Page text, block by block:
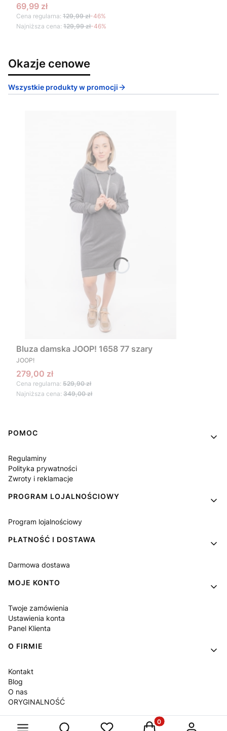
Otwórz wyszukiwarkę Produkty w koszyku:
Cena promocyjna
69,99 zł
Cena regularna: 129,99 zł-46%
Najniższa cena: 129,99 zł-46%
Okazje cenowe
Wszystkie produkty w promocji
Bluza damska JOOP! 1658 77 szary
PRODUCENT
JOOP!
Cena promocyjna
279,00 zł
Cena regularna: 529,90 zł
Najniższa cena: 349,00 zł
Linki w stopce
POMOC
Regulaminy
Polityka prywatności
Zwroty i reklamacje
PROGRAM LOJALNOŚCIOWY
Program lojalnościowy
PŁATNOŚĆ I DOSTAWA
Darmowa dostawa
MOJE KONTO
Twoje zamówienia
Ustawienia konta
Panel Klienta
O FIRMIE
Kontakt
Blog
O nas
ORYGINALNOŚĆ
Sklep internetowy Shoper Premium